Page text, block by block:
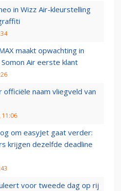
in Wizz Air-kleurstelling
maakt opwachting in
Air eerste klant
officiële naam vliegveld van
11:06
om easyJet gaat verder:
krijgen dezelfde deadline
voor tweede dag op rij